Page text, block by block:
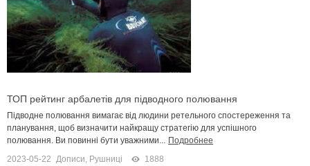
ТОП рейтинг арбалетів для підводного полювання
Підводне полювання вимагає від людини ретельного спостереження та
планування, щоб визначити найкращу стратегію для успішного
полювання. Ви повинні бути уважними... Подробнее
2023-05-22 Дописи, Рушниці 1888